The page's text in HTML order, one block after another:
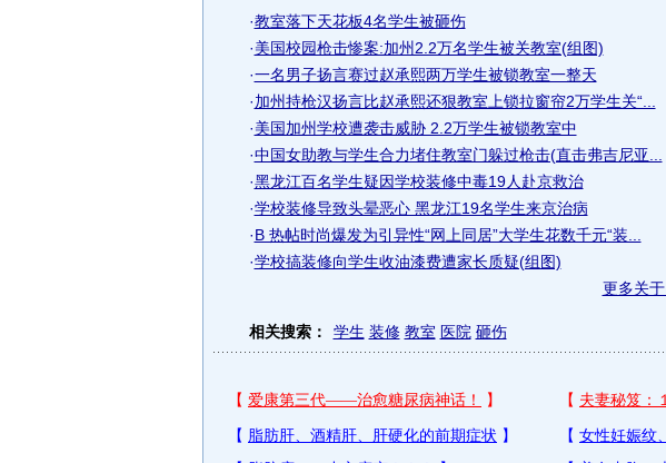
·教室落下天花板4名学生被砸伤
·美国校园枪击惨案:加州2.2万名学生被关教室(组图)
·一名男子扬言赛过赵承熙两万学生被锁教室一整天
·加州持枪汉扬言比赵承熙还狠教室上锁拉窗帘2万学生关“...
·美国加州学校遭袭击威胁 2.2万学生被锁教室中
·中国女助教与学生合力堵住教室门躲过枪击(直击弗吉尼亚...
·黑龙江百名学生疑因学校装修中毒19人赴京救治
·学校装修导致头晕恶心 黑龙江19名学生来京治病
·B 热帖时尚爆发为引异性“网上同居”大学生花数千元“装...
·学校搞装修向学生收油漆费遭家长质疑(组图)
更多关于
相关搜索： 学生 装修 教室 医院 砸伤